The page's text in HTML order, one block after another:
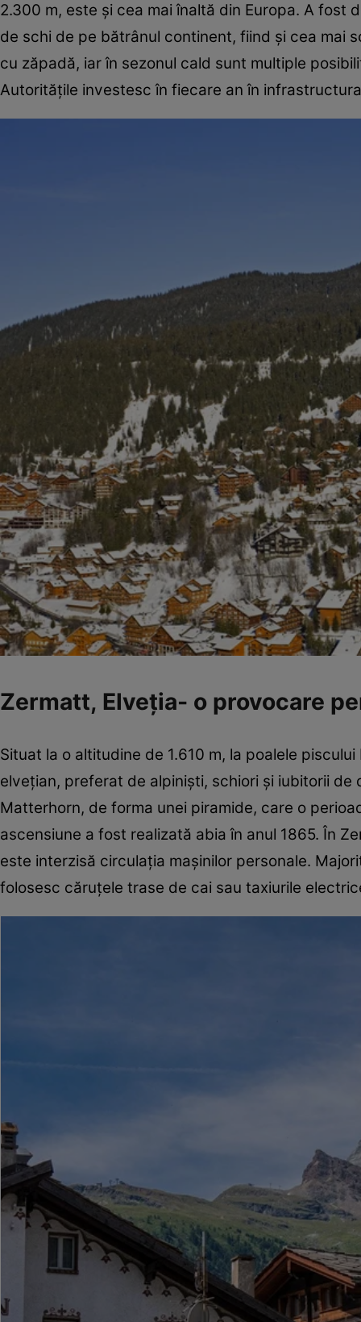
2.300 m, este şi cea mai înaltă din Europa. A fost
de schi de pe bătrânul continent, fiind şi cea mai
cu zăpadă, iar în sezonul cald sunt multiple
Autorităţile investesc în fiecare an în
Zermatt, Elveţia- o provocare
Situat la o altitudine de 1.610 m, la poalele
elveţian, preferat de alpinişti, schiori şi iubitorii
Matterhorn, de forma unei piramide, care o
ascensiune a fost realizată abia în anul 1865. În
este interzisă circulaţia maşinilor personale.
folosesc căruţele trase de cai sau taxiurile